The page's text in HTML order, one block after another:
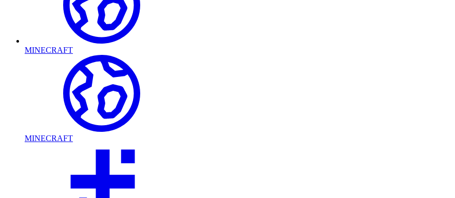
MINECRAFT
MINECRAFT